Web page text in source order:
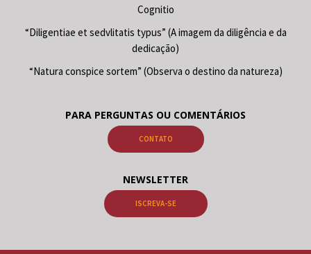
Cognitio
“Diligentiae et sedvlitatis typus” (A imagem da diligência e da
dedicação)
“Natura conspice sortem” (Observa o destino da natureza)
PARA PERGUNTAS OU COMENTÁRIOS
CONTATO
NEWSLETTER
ISCREVA-SE